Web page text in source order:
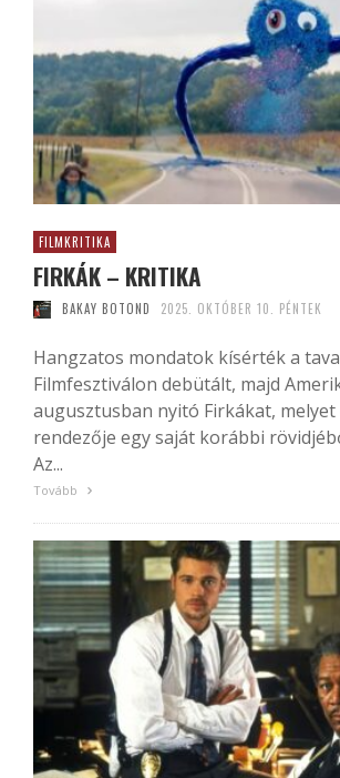
FILMKRITIKA
FIRKÁK – KRITIKA
BAKAY BOTOND 2025. OKTÓBER 10. PÉNTEK
Hangzatos mondatok kísérték a
Filmfesztiválon debütált, majd
augusztusban nyitó Firkákat, melyet
rendezője egy saját korábbi
Az...
Tovább